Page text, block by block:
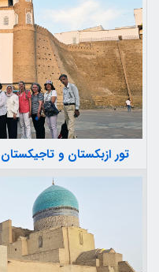
تور ازبکستان و تاجیکستان